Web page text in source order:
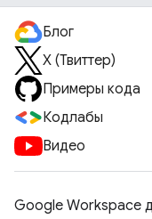
Блог
X (Твиттер)
Примеры кода
Кодлабы
Видео
Google Workspace